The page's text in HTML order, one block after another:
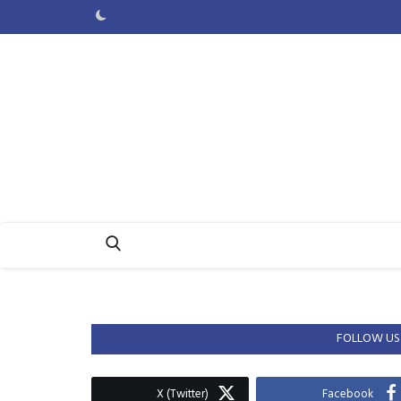
FOLLOW US
Facebook
X (Twitter)